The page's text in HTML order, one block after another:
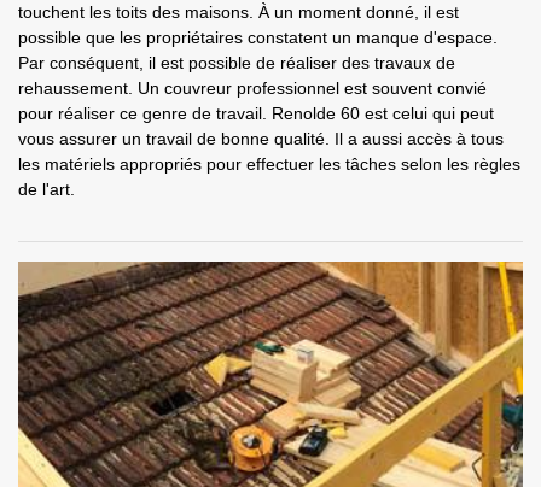
touchent les toits des maisons. À un moment donné, il est
possible que les propriétaires constatent un manque d'espace.
Par conséquent, il est possible de réaliser des travaux de
rehaussement. Un couvreur professionnel est souvent convié
pour réaliser ce genre de travail. Renolde 60 est celui qui peut
vous assurer un travail de bonne qualité. Il a aussi accès à tous
les matériels appropriés pour effectuer les tâches selon les règles
de l'art.